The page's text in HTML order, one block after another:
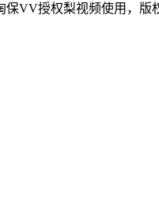
保VV授权梨视频使用，版